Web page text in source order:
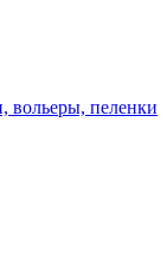
вольеры, пеленки